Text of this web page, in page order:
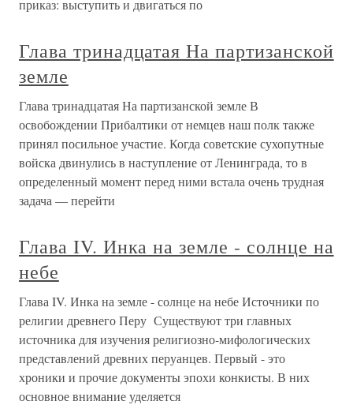
приказ: выступить и двигаться по
Глава тринадцатая На партизанской
земле
Глава тринадцатая На партизанской земле В
освобождении Прибалтики от немцев наш полк также
принял посильное участие. Когда советские сухопутные
войска двинулись в наступление от Ленинграда, то в
определенный момент перед ними встала очень трудная
задача — перейти
Глава IV. Инка на земле - солнце на
небе
Глава IV. Инка на земле - солнце на небе Источники по
религии древнего Перу Существуют три главных
источника для изучения религиозно-мифологических
представлений древних перуанцев. Первый - это
хроники и прочие документы эпохи конкисты. В них
основное внимание уделяется